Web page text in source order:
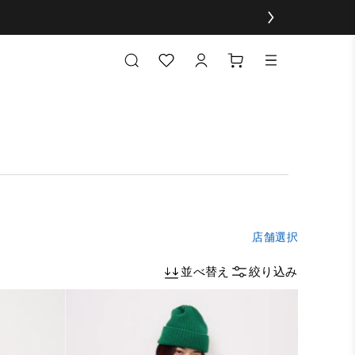
店舗選択
並べ替え 絞り込み